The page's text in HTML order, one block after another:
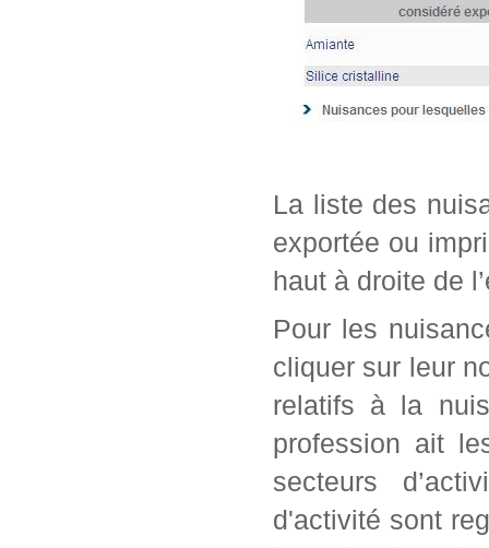
La liste des
exportée ou
haut à droite de
Pour les
cliquer sur leur
relatifs à la
profession ait
secteurs
d'activité sont